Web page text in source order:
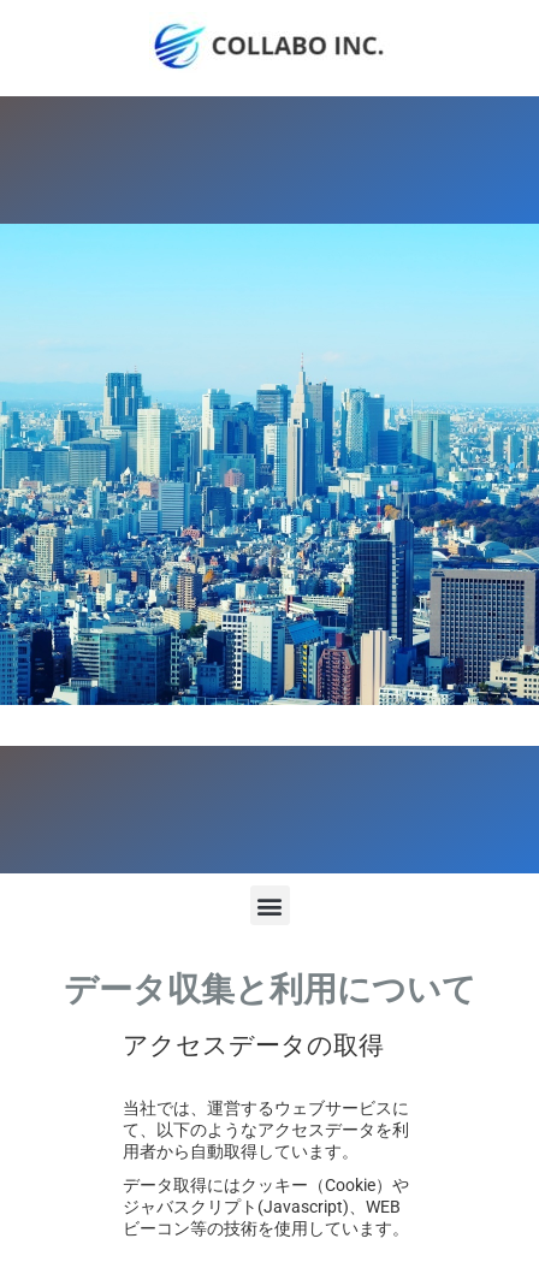
データ収集と利用について
アクセスデータの取得
当社では、運営するウェブサービスに
て、以下のようなアクセスデータを利
用者から自動取得しています。
データ取得にはクッキー（Cookie）や
ジャバスクリプト(Javascript)、WEB
ビーコン等の技術を使用しています。